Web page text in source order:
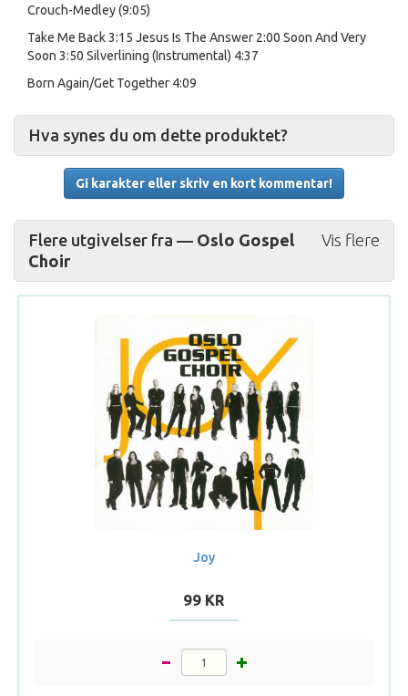
Crouch-Medley (9:05)
Take Me Back 3:15 Jesus Is The Answer 2:00 Soon And Very
Soon 3:50 Silverlining (Instrumental) 4:37
Born Again/Get Together 4:09
Hva synes du om dette produktet?
Gi karakter eller skriv en kort kommentar!
Flere utgivelser fra — Vis flere
Oslo Gospel
Choir
Joy
99 KR